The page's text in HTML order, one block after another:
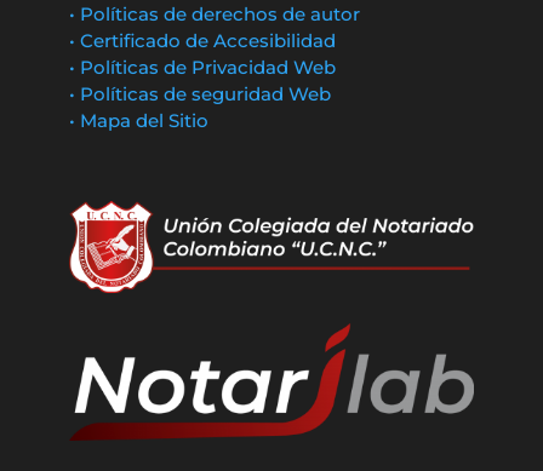
• Políticas de derechos de autor
• Certificado de Accesibilidad
• Políticas de Privacidad Web
• Políticas de seguridad Web
• Mapa del Sitio